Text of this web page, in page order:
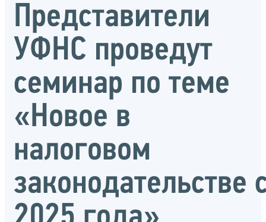
Представители
УФНС проведут
семинар по теме
«Новое в
налоговом
законодательстве